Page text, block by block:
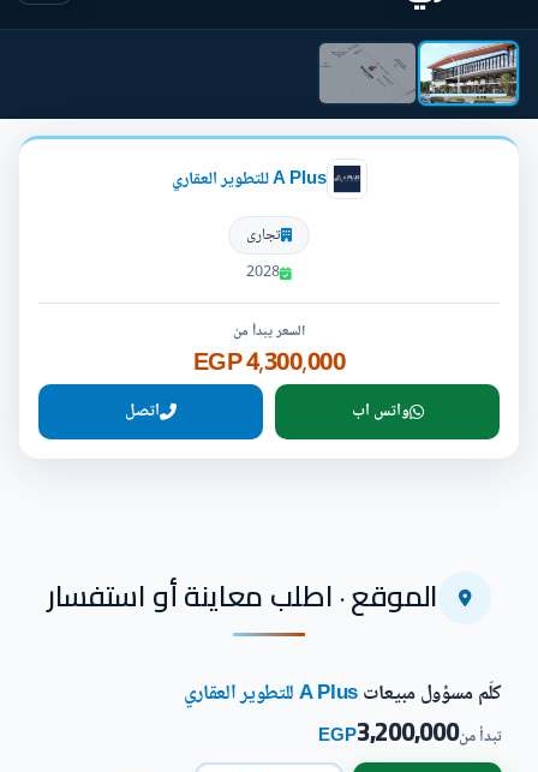
A Plus للتطوير العقاري
تجارى
2028
السعر يبدأ من
4,300,000 EGP
واتس اب اتصل
الموقع · اطلب معاينة أو استفسار
كلّم مسؤول مبيعاتA Plus للتطوير العقاري
تبدأ من3,200,000
EGP